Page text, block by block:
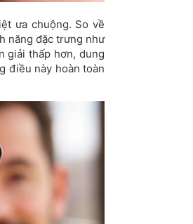
ưa chuộng. So về
năng đặc trưng như
giải thấp hơn, dung
điều này hoàn toàn